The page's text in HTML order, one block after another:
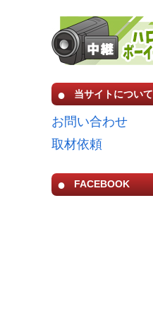
当サイトについて
お問い合わせ
取材依頼
FACEBOOK